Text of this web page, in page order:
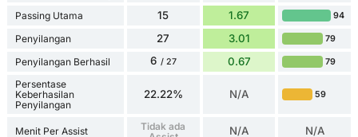
Passing Utama 15 1.67 94
Penyilangan 27 3.01 79
Penyilangan Berhasil 6 / 27 0.67 79
Persentase
Keberhasilan
Penyilangan
22.22% N/A 59
Menit Per Assist
Tidak ada
N/A N/A